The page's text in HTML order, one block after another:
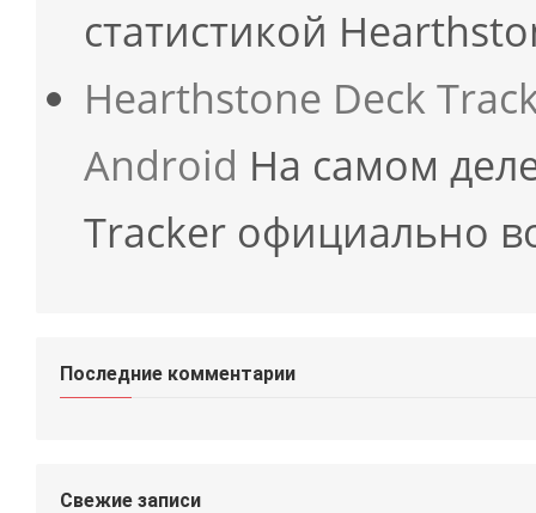
статистикой
Hearthstone Deck
Android На самом
Tracker официально
Последние комментарии
Свежие записи